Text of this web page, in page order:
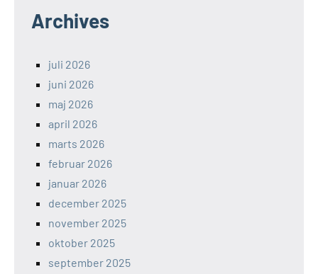
Archives
juli 2026
juni 2026
maj 2026
april 2026
marts 2026
februar 2026
januar 2026
december 2025
november 2025
oktober 2025
september 2025